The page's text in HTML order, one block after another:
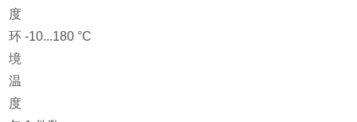
度
环
境
温
度
-10...180 °C